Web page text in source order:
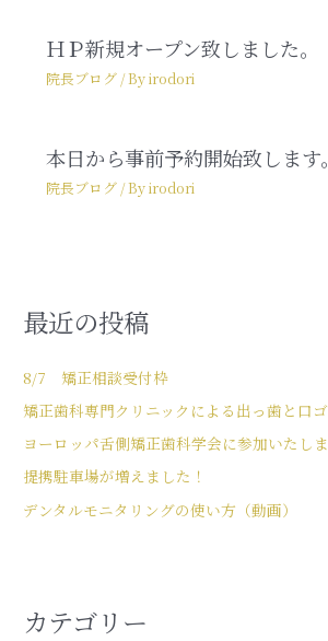
ＨＰ新規オープン致しました。
院長ブログ/ Byirodori
本日から事前予約開始致します。
院長ブログ/ Byirodori
最近の投稿
8/7 矯正相談受付枠
矯正歯科専門クリニックによる出っ歯と口
ヨーロッパ舌側矯正歯科学会に参加いたしま
提携駐車場が増えました！
デンタルモニタリングの使い方（動画）
カテゴリー